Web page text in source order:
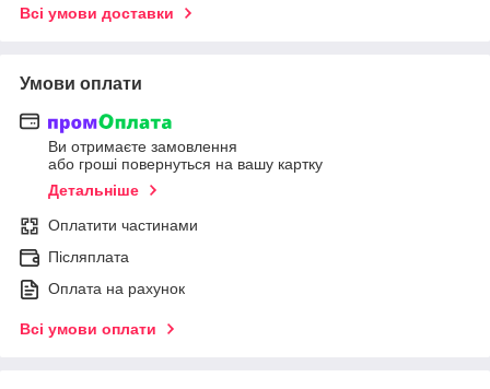
Всі умови доставки
Умови оплати
Ви отримаєте замовлення
або гроші повернуться на вашу картку
Детальніше
Оплатити частинами
Післяплата
Оплата на рахунок
Всі умови оплати